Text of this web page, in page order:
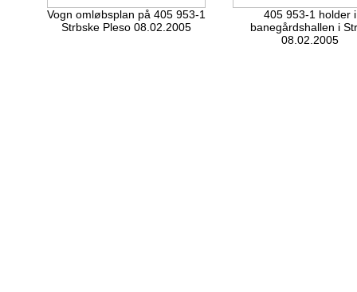
Vogn omløbsplan på 405 953-1
Strbske Pleso 08.02.2005
405 953-1 holder i
banegårdshallen i
08.02.2005